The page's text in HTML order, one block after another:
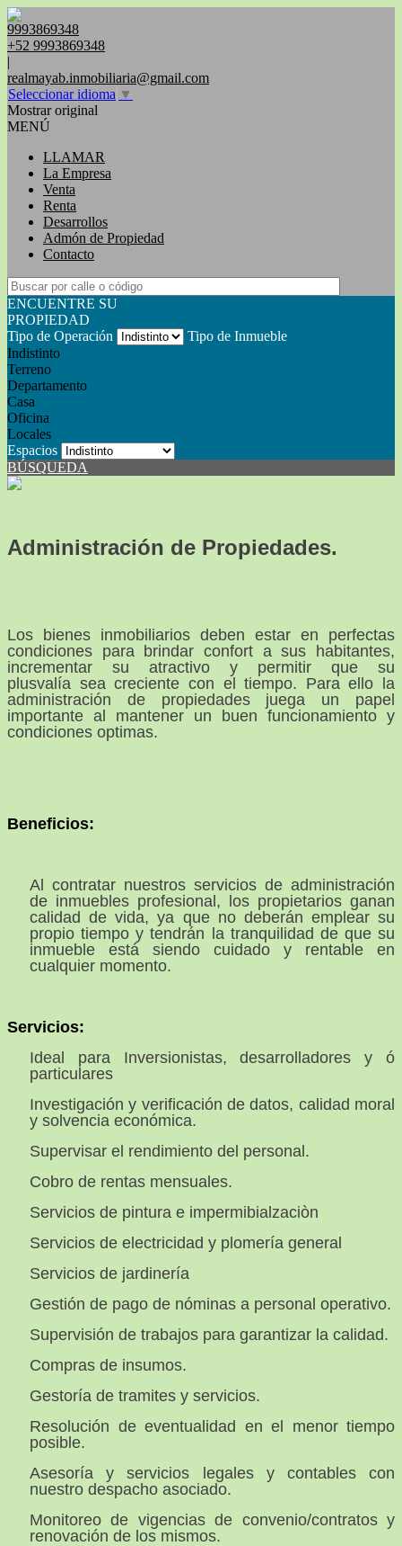
9993869348
+52 9993869348
|
realmayab.inmobiliaria@gmail.com
Seleccionar idioma ▼
Mostrar original
MENÚ
LLAMAR
La Empresa
Venta
Renta
Desarrollos
Admón de Propiedad
Contacto
ENCUENTRE SU
PROPIEDAD
Tipo de Operación
Tipo de Inmueble
Indistinto
Terreno
Departamento
Casa
Oficina
Locales
Espacios
BÚSQUEDA
Administración de Propiedades.
Los bienes inmobiliarios deben estar en perfectas
condiciones para brindar confort a sus habitantes,
incrementar su atractivo y permitir que su
plusvalía sea creciente con el tiempo. Para ello la
administración de propiedades juega un papel
importante al mantener un buen funcionamiento y
condiciones optimas.
Beneficios:
Al contratar nuestros servicios de administración
de inmuebles profesional, los propietarios ganan
calidad de vida, ya que no deberán emplear su
propio tiempo y tendrán la tranquilidad de que su
inmueble está siendo cuidado y rentable en
cualquier momento.
Servicios:
Ideal para Inversionistas, desarrolladores y ó
particulares
Investigación y verificación de datos, calidad moral
y solvencia económica.
Supervisar el rendimiento del personal.
Cobro de rentas mensuales.
Servicios de pintura e impermibialzaciòn
Servicios de electricidad y plomería general
Servicios de jardinería
Gestión de pago de nóminas a personal operativo.
Supervisión de trabajos para garantizar la calidad.
Compras de insumos.
Gestoría de tramites y servicios.
Resolución de eventualidad en el menor tiempo
posible.
Asesoría y servicios legales y contables con
nuestro despacho asociado.
Monitoreo de vigencias de convenio/contratos y
renovación de los mismos.